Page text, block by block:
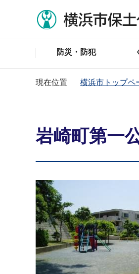
防災・防犯
現在位置 横浜市トップペ
岩崎町第一